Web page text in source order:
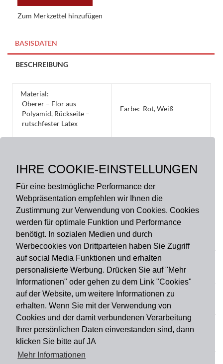
IHRE COOKIE-EINSTELLUNGEN
Für eine bestmögliche Performance der
Webpräsentation empfehlen wir Ihnen die
Zustimmung zur Verwendung von Cookies. Cookies
werden für optimale Funktion und Performance
benötigt. In sozialen Medien und durch
Werbecookies von Drittparteien haben Sie Zugriff
auf social Media Funktionen und erhalten
personalisierte Werbung. Drücken Sie auf "Mehr
Informationen" oder gehen zu dem Link "Cookies"
auf der Website, um weitere Informationen zu
erhalten. Wenn Sie mit der Verwendung von
Cookies und der damit verbundenen Verarbeitung
Ihrer persönlichen Daten einverstanden sind, dann
klicken Sie bitte auf JA
Mehr Informationen
stilvoll
Zum Merkzettel hinzufügen
BASISDATEN
BESCHREIBUNG
Material:
Oberer – Flor aus
Polyamid, Rückseite –
rutschfester Latex
Farbe: Rot, Weiß
50 x 80 cm
Zahlungsart
Versandart
Du findest uns auch auf
Informationen
Impressum Widerruf